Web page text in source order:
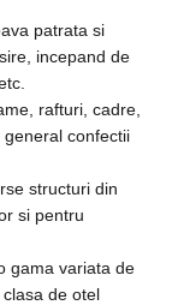
patrata si
incepand de
rafturi, cadre,
confectii
structuri din
si pentru
gama variata de
de otel